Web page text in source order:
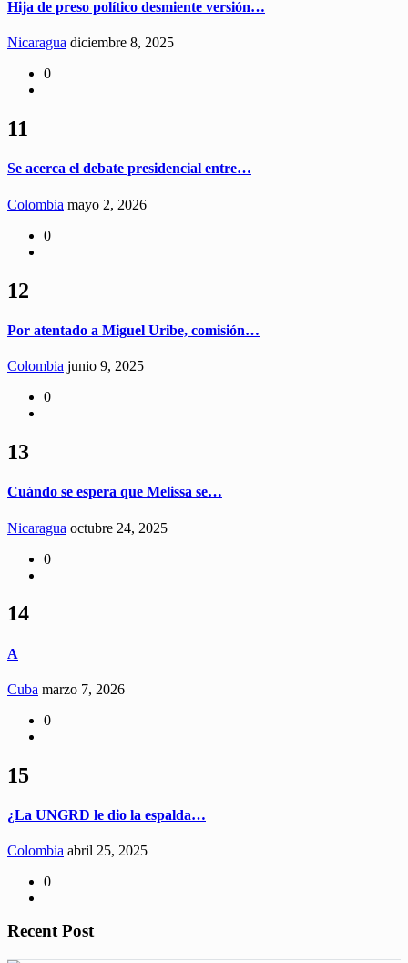
Hija de preso político desmiente versión…
Nicaragua diciembre 8, 2025
0
11
Se acerca el debate presidencial entre…
Colombia mayo 2, 2026
0
12
Por atentado a Miguel Uribe, comisión…
Colombia junio 9, 2025
0
13
Cuándo se espera que Melissa se…
Nicaragua octubre 24, 2025
0
14
A
Cuba marzo 7, 2026
0
15
¿La UNGRD le dio la espalda…
Colombia abril 25, 2025
0
Recent Post